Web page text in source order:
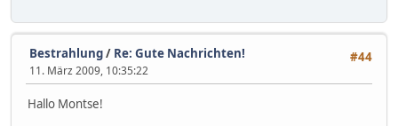
#44
Bestrahlung/ Re: Gute Nachrichten!
11. März 2009, 10:35:22
Hallo Montse!